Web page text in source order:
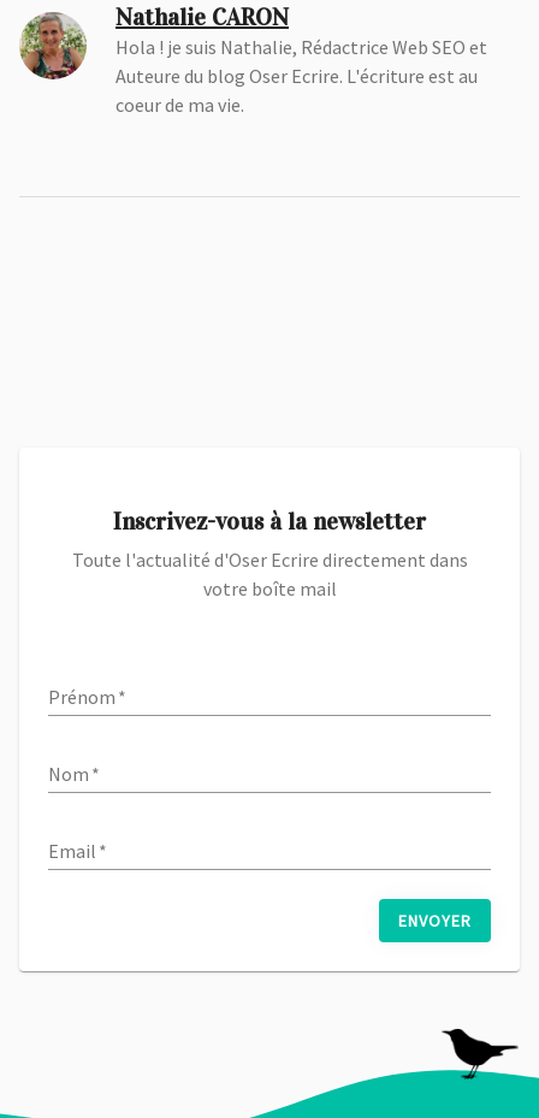
Nathalie CARON
Hola ! je suis Nathalie, Rédactrice Web SEO et
Auteure du blog Oser Ecrire. L'écriture est au
coeur de ma vie.
Inscrivez-vous à la newsletter
Toute l'actualité d'Oser Ecrire directement dans
votre boîte mail
Prénom *
Nom *
Email *
ENVOYER